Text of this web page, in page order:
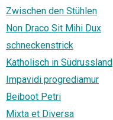
Zwischen den Stühlen
Non Draco Sit Mihi Dux
schneckenstrick
Katholisch in Südrussland
Impavidi progrediamur
Beiboot Petri
Mixta et Diversa